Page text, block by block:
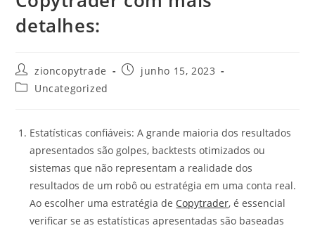
detalhes:
Autor
do
post:
zioncopytrade
Postjunho 15, 2023
Categoria
Uncategorized
Estatísticas confiáveis: A grande maioria dos resultados
apresentados são golpes, backtests otimizados ou
sistemas que não representam a realidade dos
resultados de um robô ou estratégia em uma conta real.
Ao escolher uma estratégia de Copytrader, é essencial
verificar se as estatísticas apresentadas são baseadas